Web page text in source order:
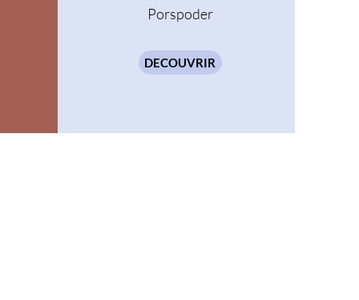
Porspoder
DECOUVRIR